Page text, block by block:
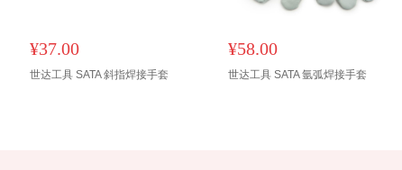
¥37.00
世达工具 SATA 斜指焊接手套
¥58.00
世达工具 SATA 氩弧焊接手套